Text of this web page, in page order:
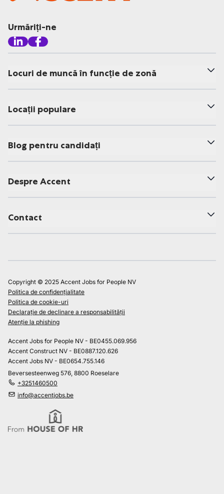
Urmăriți-ne
Locuri de muncă în funcție de zonă
Locații populare
Blog pentru candidați
Despre Accent
Contact
Copyright © 2025 Accent Jobs for People NV
Politica de confidențialitate
Politica de cookie-uri
Declarație de declinare a responsabilității
Atenție la phishing
Accent Jobs for People NV - BE0455.069.956
Accent Construct NV - BE0887.120.626
Accent Jobs NV - BE0654.755.146
Beversesteenweg 576, 8800 Roeselare
+3251460500
info@accentjobs.be